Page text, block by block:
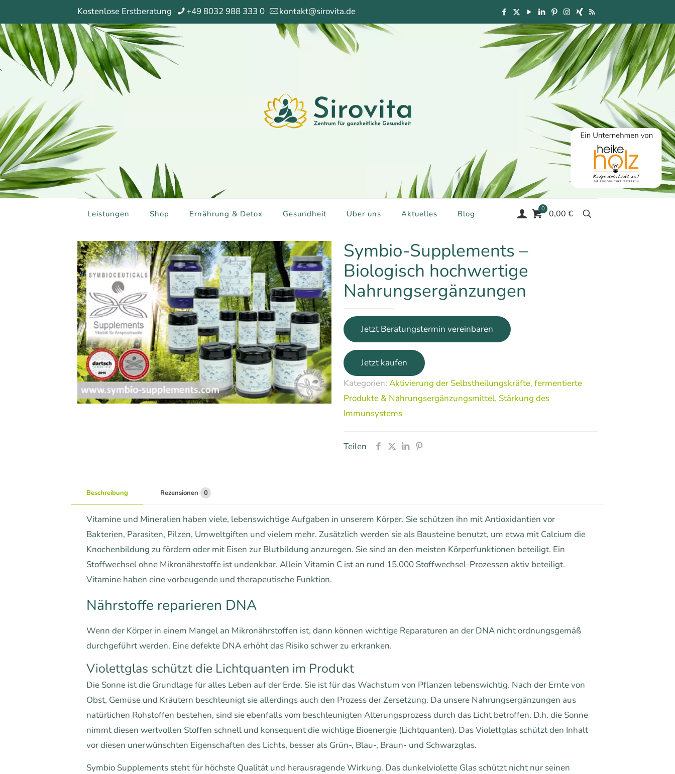
Kostenlose Erstberatung +49 8032 988 333 0 kontakt@sirovita.de
Leistungen Shop Ernährung & Detox Gesundheit Über uns Aktuelles Blog
0 0,00 €
Symbio-Supplements –
Biologisch hochwertige
Nahrungsergänzungen
Jetzt Beratungstermin vereinbaren
Kategorien: Aktivierung der Selbstheilungskräfte, fermentierte
Produkte & Nahrungsergänzungsmittel, Stärkung des
Immunsystems
Teilen
Beschreibung Rezensionen 0
Vitamine und Mineralien haben viele, lebenswichtige Aufgaben in unserem Körper. Sie schützen ihn mit Antioxidantien vor
Bakterien, Parasiten, Pilzen, Umweltgiften und vielem mehr. Zusätzlich werden sie als Bausteine benutzt, um etwa mit Calcium die
Knochenbildung zu fördern oder mit Eisen zur Blutbildung anzuregen. Sie sind an den meisten Körperfunktionen beteiligt. Ein
Stoffwechsel ohne Mikronährstoffe ist undenkbar. Allein Vitamin C ist an rund 15.000 Stoffwechsel-Prozessen aktiv beteiligt.
Vitamine haben eine vorbeugende und therapeutische Funktion.
Nährstoffe reparieren DNA
Wenn der Körper in einem Mangel an Mikronährstoffen ist, dann können wichtige Reparaturen an der DNA nicht ordnungsgemäß
durchgeführt werden. Eine defekte DNA erhöht das Risiko schwer zu erkranken.
Violettglas schützt die Lichtquanten im Produkt
Die Sonne ist die Grundlage für alles Leben auf der Erde. Sie ist für das Wachstum von Pflanzen lebenswichtig. Nach der Ernte von
Obst, Gemüse und Kräutern beschleunigt sie allerdings auch den Prozess der Zersetzung. Da unsere Nahrungsergänzungen aus
natürlichen Rohstoffen bestehen, sind sie ebenfalls vom beschleunigten Alterungsprozess durch das Licht betroffen. D.h. die Sonne
nimmt diesen wertvollen Stoffen schnell und konsequent die wichtige Bioenergie (Lichtquanten). Das Violettglas schützt den Inhalt
vor diesen unerwünschten Eigenschaften des Lichts, besser als Grün-, Blau-, Braun- und Schwarzglas.
Symbio Supplements steht für höchste Qualität und herausragende Wirkung. Das dunkelviolette Glas schützt nicht nur seinen